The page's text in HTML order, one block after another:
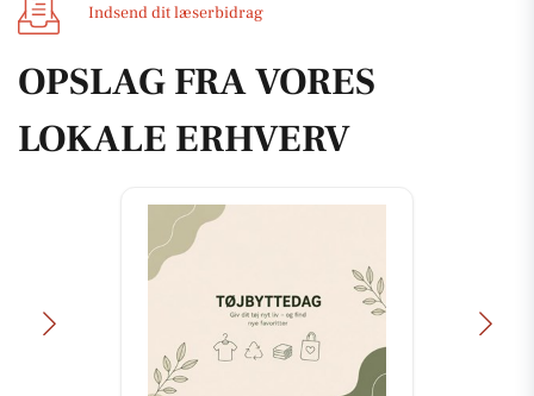
Indsend dit læserbidrag
OPSLAG FRA VORES
LOKALE ERHVERV